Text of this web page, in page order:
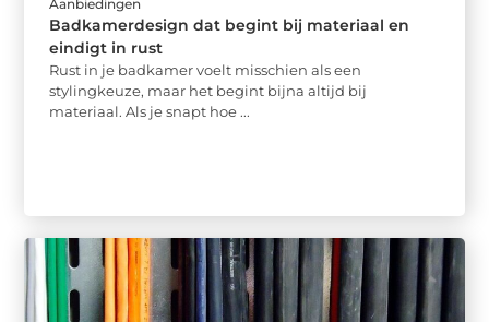
Aanbiedingen
Badkamerdesign dat begint bij materiaal en
eindigt in rust
Rust in je badkamer voelt misschien als een
stylingkeuze, maar het begint bijna altijd bij
materiaal. Als je snapt hoe ...